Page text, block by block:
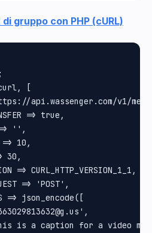
gruppo con PHP (cURL)
[
api.wassenger.com/v1/
=> true,
'',
10,
30,
=> CURL_HTTP_VERSION_1_1,
=> 'POST',
=> json_encode([
is a caption for a video